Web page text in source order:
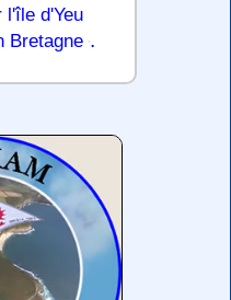
l'île d'Yeu
Bretagne .